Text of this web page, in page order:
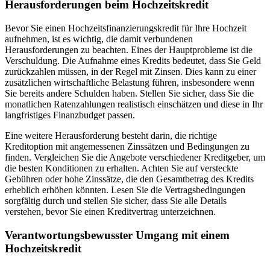
Herausforderungen beim Hochzeitskredit
Bevor Sie einen Hochzeitsfinanzierungskredit für Ihre Hochzeit
aufnehmen, ist es wichtig, die damit verbundenen
Herausforderungen zu beachten. Eines der Hauptprobleme ist die
Verschuldung. Die Aufnahme eines Kredits bedeutet, dass Sie Geld
zurückzahlen müssen, in der Regel mit Zinsen. Dies kann zu einer
zusätzlichen wirtschaftliche Belastung führen, insbesondere wenn
Sie bereits andere Schulden haben. Stellen Sie sicher, dass Sie die
monatlichen Ratenzahlungen realistisch einschätzen und diese in Ihr
langfristiges Finanzbudget passen.
Eine weitere Herausforderung besteht darin, die richtige
Kreditoption mit angemessenen Zinssätzen und Bedingungen zu
finden. Vergleichen Sie die Angebote verschiedener Kreditgeber, um
die besten Konditionen zu erhalten. Achten Sie auf versteckte
Gebühren oder hohe Zinssätze, die den Gesamtbetrag des Kredits
erheblich erhöhen könnten. Lesen Sie die Vertragsbedingungen
sorgfältig durch und stellen Sie sicher, dass Sie alle Details
verstehen, bevor Sie einen Kreditvertrag unterzeichnen.
Verantwortungsbewusster Umgang mit einem
Hochzeitskredit